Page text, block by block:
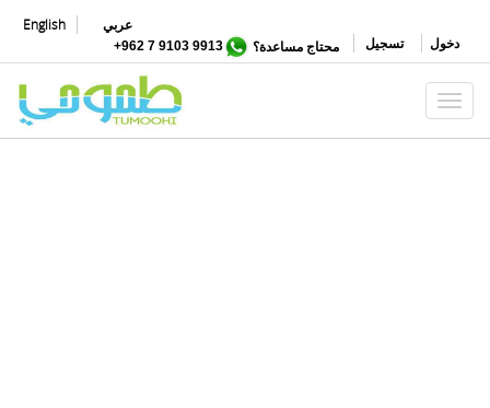
المحتوى
الرئيسي
English
عربي
تسجيل
دخول محتاج مساعدة؟ 9913 9103 7 962+
Toggle navigation